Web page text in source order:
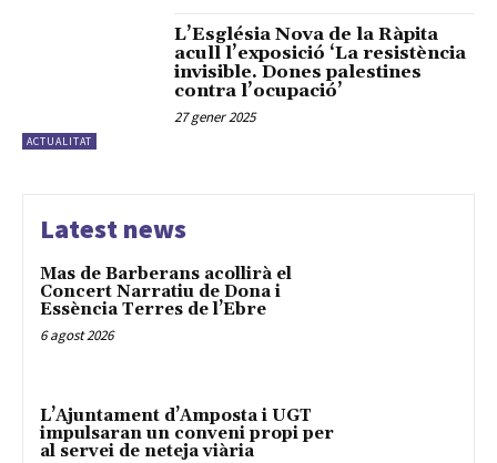
ACTUALITAT
L’Església Nova de la Ràpita
acull l’exposició ‘La resistència
invisible. Dones palestines
contra l’ocupació’
27 gener 2025
Latest news
Mas de Barberans acollirà el
Concert Narratiu de Dona i
Essència Terres de l’Ebre
6 agost 2026
L’Ajuntament d’Amposta i UGT
impulsaran un conveni propi per
al servei de neteja viària